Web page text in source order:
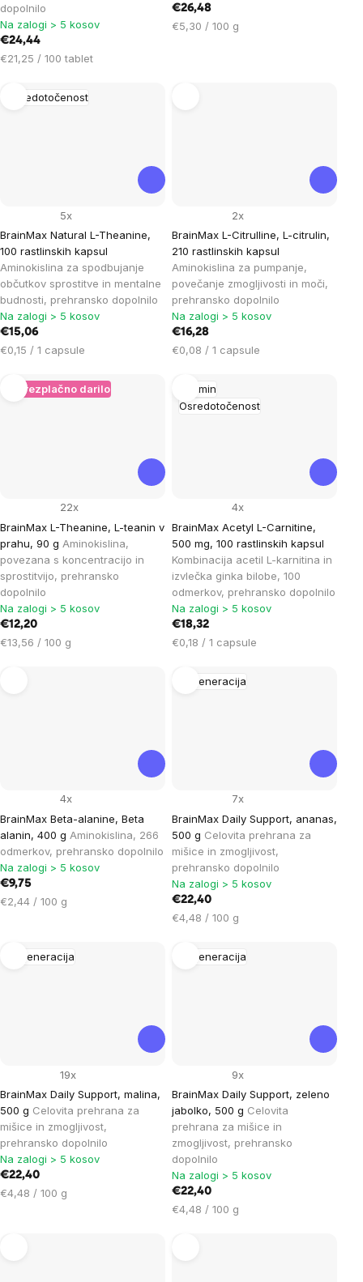
dopolnilo
Na zalogi > 5 kosov
€24,44
Cena
enoto:
€21,25 / 100 tablet
€26,48
Cena
€5,30 / 100 g
Osredotočenost
BrainMax Natural L-Theanine,
100 rastlinskih kapsul
Aminokislina za spodbujanje
občutkov sprostitve in mentalne
budnosti, prehransko dopolnilo
5x
Na zalogi > 5 kosov
€15,06
Cena
enoto:
€0,15 / 1 capsule
BrainMax L-Citrulline, L-citrulin,
210 rastlinskih kapsul
Aminokislina za pumpanje,
povečanje zmogljivosti in moči,
prehransko dopolnilo
2x
Na zalogi > 5 kosov
€16,28
Cena
enoto:
€0,08 / 1 capsule
+ Brezplačno darilo
BrainMax L-Theanine, L-teanin v
prahu, 90 g Aminokislina,
povezana s koncentracijo in
sprostitvijo, prehransko
dopolnilo
22x
Na zalogi > 5 kosov
€12,20
Cena
€13,56 / 100 g
Spomin
Osredotočenost
BrainMax Acetyl L-Carnitine,
500 mg, 100 rastlinskih kapsul
Kombinacija acetil L-karnitina in
izvlečka ginka bilobe, 100
odmerkov, prehransko dopolnilo
4x
Na zalogi > 5 kosov
€18,32
Cena
enoto:
€0,18 / 1 capsule
BrainMax Beta-alanine, Beta
alanin, 400 g Aminokislina, 266
odmerkov, prehransko dopolnilo
4x
Na zalogi > 5 kosov
€9,75
Cena
€2,44 / 100 g
Regeneracija
BrainMax Daily Support, ananas,
500 g Celovita prehrana za
mišice in zmogljivost,
prehransko dopolnilo
7x
Na zalogi > 5 kosov
€22,40
Cena
enoto:
€4,48 / 100 g
Regeneracija
BrainMax Daily Support, malina,
500 g Celovita prehrana za
mišice in zmogljivost,
prehransko dopolnilo
19x
Na zalogi > 5 kosov
€22,40
Cena
€4,48 / 100 g
Regeneracija
BrainMax Daily Support, zeleno
jabolko, 500 g Celovita
prehrana za mišice in
zmogljivost, prehransko
dopolnilo
9x
Na zalogi > 5 kosov
€22,40
Cena
€4,48 / 100 g